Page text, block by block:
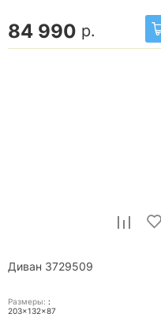
84 990 р.
Диван 3729509
Размеры: :
203x132x87